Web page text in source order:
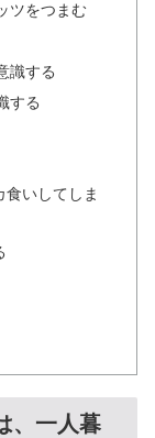
ツをつまむ
識する
する
いしてしま
、一人暮